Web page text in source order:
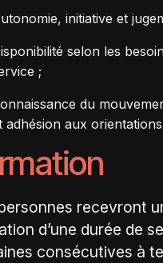
initiative et
selon les
;
du
adhésion aux
recevront
d’une durée de
consécutives à